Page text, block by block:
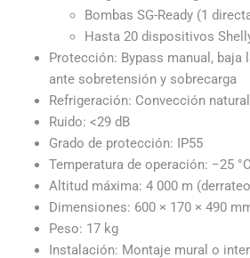
Bombas SG-Ready (1
Hasta 20 dispositivos
Protección: Bypass manual, baja
ante sobretensión y sobrecarga
Refrigeración: Convección
Ruido: <29 dB
Grado de protección: IP55
Temperatura de operación: −25
Altitud máxima: 4 000 m
Dimensiones: 600 × 170 × 490
Peso: 17 kg
Instalación: Montaje mural o